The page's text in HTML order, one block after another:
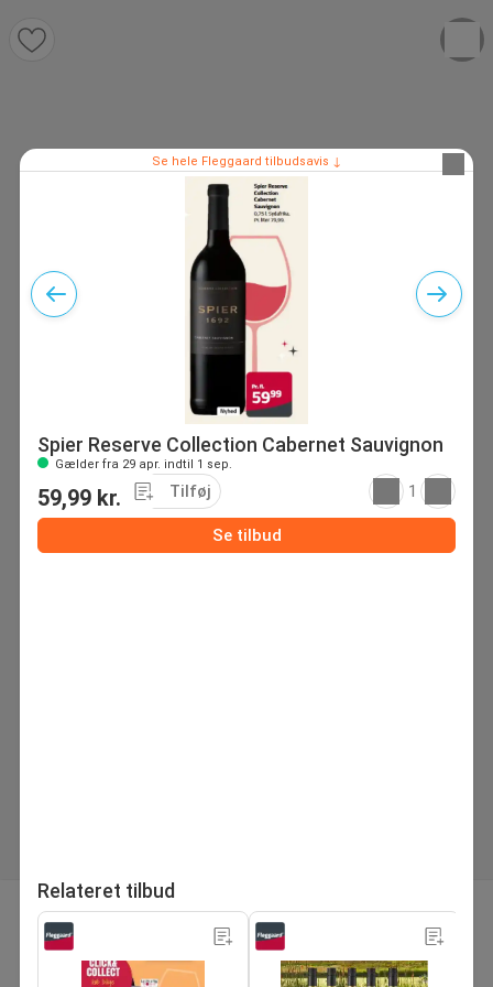
side
1/28
Se hele Fleggaard tilbudsavis ↓
Spier Reserve Collection Cabernet Sauvignon
Gælder fra 29 apr. indtil 1 sep.
59,99 kr. Tilføj 1
Se tilbud
Relateret tilbud